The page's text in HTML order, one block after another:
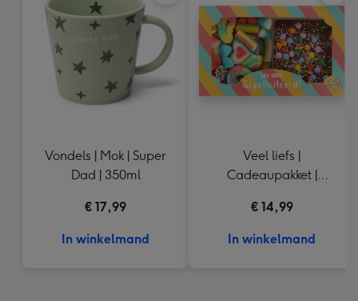
mm
Vondels | Mok | Super
Dad | 350ml
€ 17,99
In winkelmand
Veel liefs |
Cadeaupakket |
€ 14,99
In winkelmand